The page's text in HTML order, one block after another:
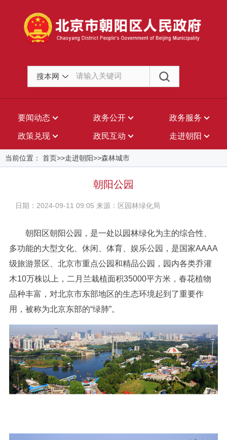
搜本网
要闻动态 政务公开 政务服务
政策兑现 政民互动 走进朝阳
当前位置： 首页>>走进朝阳>>森林城市
朝阳公园
日期：2024-09-11 09:05 来源：区园林绿化局
朝阳区朝阳公园，是一处以园林绿化为主的综合性、
多功能的大型文化、休闲、体育、娱乐公园，是国家AAAA
级旅游景区、北京市重点公园和精品公园，园内各类乔灌
木10万株以上，二月兰栽植面积35000平方米，春花植物
品种丰富，对北京市东部地区的生态环境起到了重要作
用，被称为北京东部的“绿肺”。